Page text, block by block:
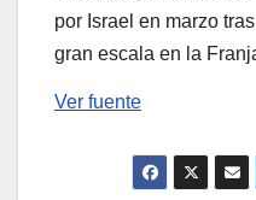
por Israel en marzo
gran escala en la
Ver fuente